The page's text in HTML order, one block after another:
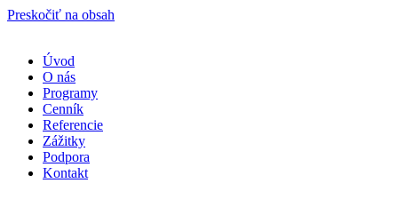
Preskočiť na obsah
Úvod
O nás
Programy
Cenník
Referencie
Zážitky
Podpora
Kontakt